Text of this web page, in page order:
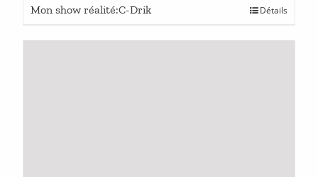
Mon show réalité:C-Drik Détails